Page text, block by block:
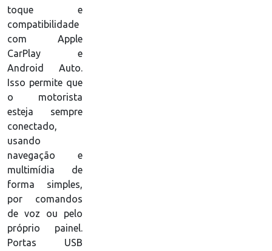
toque e
compatibilidade
com Apple
CarPlay e
Android Auto.
Isso permite que
o motorista
esteja sempre
conectado,
usando
navegação e
multimídia de
forma simples,
por comandos
de voz ou pelo
próprio painel.
Portas USB